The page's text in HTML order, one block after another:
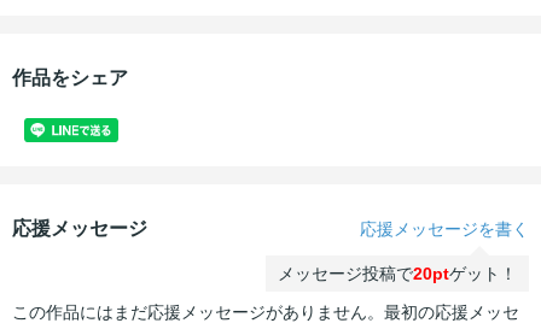
作品をシェア
応援メッセージ 応援メッセージを書く
メッセージ投稿で20ptゲット！
この作品にはまだ応援メッセージがありません。最初の応援メッセ